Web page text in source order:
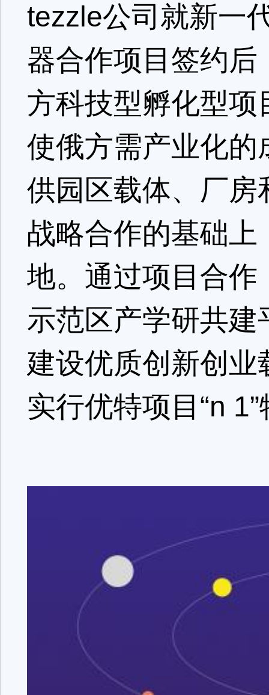
tezzle公司就新一
器合作项目签约
方科技型孵化型
使俄方需产业化
供园区载体、厂
战略合作的基础
地。通过项目合
示范区产学研共
建设优质创新创
实行优特项目“n